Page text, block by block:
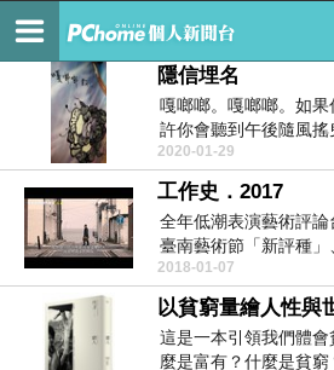
在你說喂之前
隱信埋名
嘎啷啷。嘎啷啷。如
許你會聽到午後隨風
溪，與赫恪...
2020-01-29
工作史．2017
全年低潮表演藝術評
臺南藝術節「新評種
義：地方與...
2018-01-07
以貧窮量繪人性與
這是一本引領我們體
麼是富有？什麼是貧